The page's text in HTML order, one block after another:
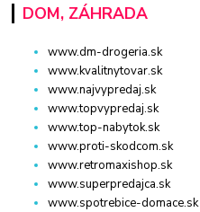
DOM, ZÁHRADA
www.dm-drogeria.sk
www.kvalitnytovar.sk
www.najvypredaj.sk
www.topvypredaj.sk
www.top-nabytok.sk
www.proti-skodcom.sk
www.retromaxishop.sk
www.superpredajca.sk
www.spotrebice-domace.sk